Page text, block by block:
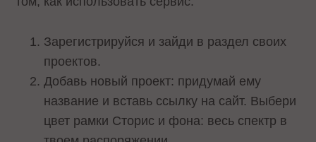
Зарегистрируйся и зайди в раздел своих
проектов.
Добавь новый проект: придумай ему
название и вставь ссылку на сайт. Выбери
цвет рамки Сторис и фона: весь спектр в